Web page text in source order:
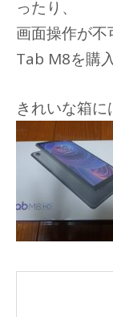
ったり、
画面操作が
Tab M8を購
きれいな箱に